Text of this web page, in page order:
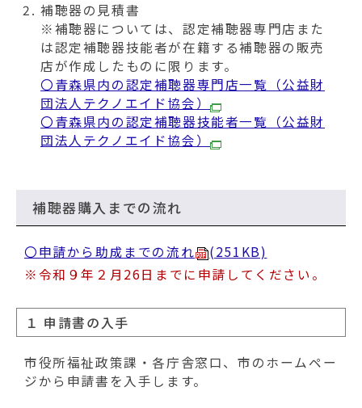
補聴器の見積書
※補聴器については、認定補聴器専門店また
は認定補聴器技能者が在籍する補聴器の販売
店が作成したものに限ります。
〇青森県内の認定補聴器専門店一覧（公益財
団法人テクノエイド協会）
〇青森県内の認定補聴器技能者一覧（公益財
団法人テクノエイド協会）
補聴器購入までの流れ
〇申請から助成までの流れ
(251KB)
※令和９年２月26日までに申請してください。
１ 申請書の入手
市役所福祉政策課・各庁舎窓口、市のホームペー
ジから申請書を入手します。